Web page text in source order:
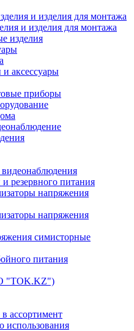
и изделия для монтажа
изделия
аксессуары
приборы
и резервного питания
напряжения
напряжения
симисторные
питания
"TOK.KZ")
ассортимент
использования